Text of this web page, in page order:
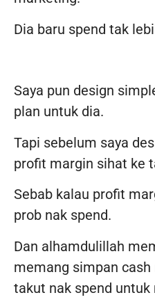
Dia baru spend tak
Saya pun design
plan untuk dia.
Tapi sebelum saya
profit margin sihat ke
Sebab kalau profit
prob nak spend.
Dan alhamdulillah
memang simpan
takut nak spend untuk